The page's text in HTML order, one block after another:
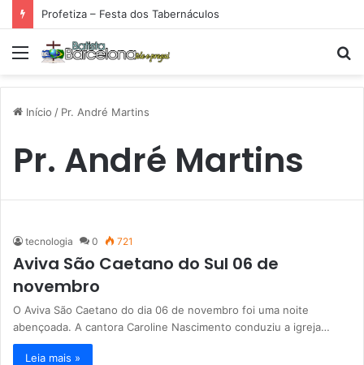
Profetiza – Festa dos Tabernáculos
Menu
Início / Pr. André Martins
Pr. André Martins
tecnologia 0 721
Aviva São Caetano do Sul 06 de
novembro
O Aviva São Caetano do dia 06 de novembro foi uma noite
abençoada. A cantora Caroline Nascimento conduziu a igreja…
Leia mais »